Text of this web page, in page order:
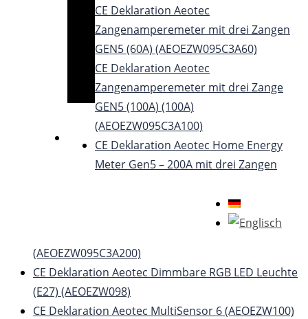
CE Deklaration Aeotec
Zangenamperemeter mit drei Zangen
GEN5 (60A) (AEOEZW095C3A60)
CE Deklaration Aeotec
Zangenamperemeter mit drei Zange
GEN5 (100A) (100A)
(AEOEZW095C3A100)
CE Deklaration Aeotec Home Energy
Meter Gen5 – 200A mit drei Zangen
(AEOEZW095C3A200)
CE Deklaration Aeotec Dimmbare RGB LED Leuchte
(E27) (AEOEZW098)
CE Deklaration Aeotec MultiSensor 6 (AEOEZW100)